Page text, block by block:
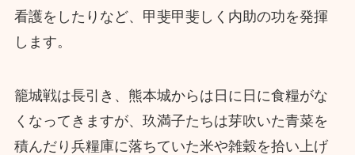
看護をしたりなど、甲斐甲斐しく内助の功を発揮
します。
籠城戦は長引き、熊本城からは日に日に食糧がな
くなってきますが、玖満子たちは芽吹いた青菜を
積んだり兵糧庫に落ちていた米や雑穀を拾い上げ